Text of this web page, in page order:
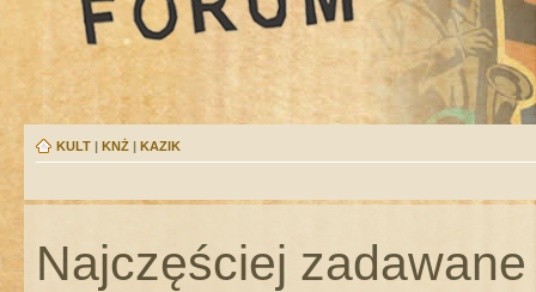
KULT | KNŻ | KAZIK
Najczęściej